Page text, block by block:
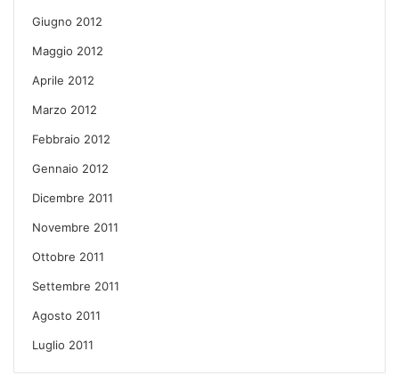
Giugno 2012
Maggio 2012
Aprile 2012
Marzo 2012
Febbraio 2012
Gennaio 2012
Dicembre 2011
Novembre 2011
Ottobre 2011
Settembre 2011
Agosto 2011
Luglio 2011